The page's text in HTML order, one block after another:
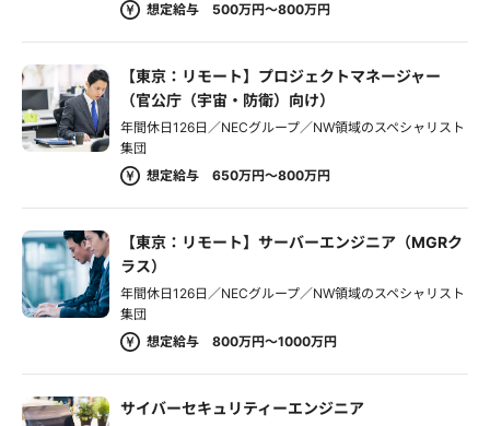
想定給与 500万円～800万円
【東京：リモート】プロジェクトマネージャー
（官公庁（宇宙・防衛）向け）
年間休日126日／NECグループ／NW領域のスペシャリスト
集団
想定給与 650万円～800万円
【東京：リモート】サーバーエンジニア（MGRク
ラス）
年間休日126日／NECグループ／NW領域のスペシャリスト
集団
想定給与 800万円～1000万円
サイバーセキュリティーエンジニア